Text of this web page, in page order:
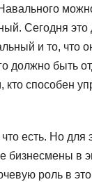
Сегодня это
и то, что
быть
кто способен
есть. Но
в
роль в